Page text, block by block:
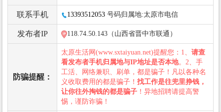
联系手机 13393512053 号码归属地:太原市电信
发布者IP 118.74.50.143（山西省晋中市联通）
防骗提醒：
太原生活网(www.sxtaiyuan.net)提醒您：1、 请查
看发布者手机归属地与IP地址是否本地。2、手
工活、网络兼职、刷单，都是骗子！凡以各种名
义收取费用的都是骗子！ 找工作是往兜里挣钱，
让你往外掏钱的都是骗子 ！异地招聘请提高警
惕，谨防诈骗！